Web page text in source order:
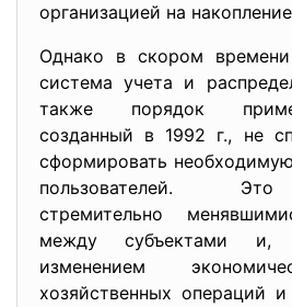
организацией на
Однако в скором
система учета и
также порядок
созданный в 1992 г., не
сформировать
пользователей. Это
стремительно
между субъектами и,
изменением
хозяйственных операций